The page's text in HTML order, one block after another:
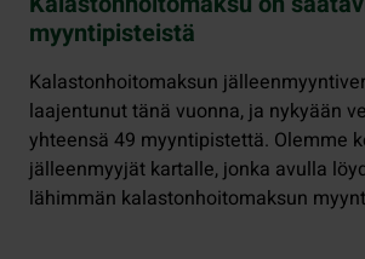
myyntipisteistä
Kalastonhoitomaksun
laajentunut tänä vuonna, ja nykyään
yhteensä 49 myyntipistettä. Olemme
jälleenmyyjät kartalle, jonka avulla
lähimmän kalastonhoitomaksun